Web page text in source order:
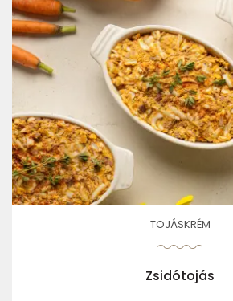
TOJÁSKRÉM
Zsidótojás